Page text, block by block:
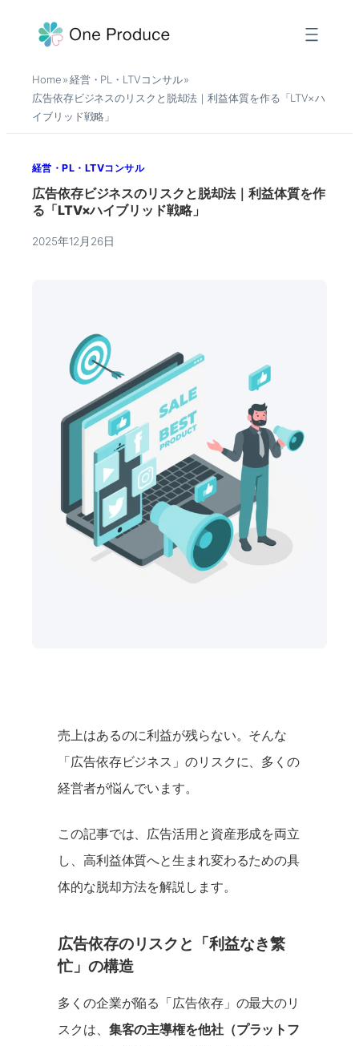
ッ
Home » 経営・PL・LTVコンサル»
広告依存ビジネスのリスクと脱却法｜利益体質を作る「LTV×ハ
イブリッド戦略」
経営・PL・LTVコンサル
広告依存ビジネスのリスクと脱却法｜利益体質を作
る「LTV×ハイブリッド戦略」
2025年12月26日
売上はあるのに利益が残らない。そんな
「広告依存ビジネス」のリスクに、多くの
経営者が悩んでいます。
この記事では、広告活用と資産形成を両立
し、高利益体質へと生まれ変わるための具
体的な脱却方法を解説します。
広告依存のリスクと「利益なき繁
忙」の構造
多くの企業が陥る「広告依存」の最大のリ
スクは、 集客の主導権を他社（プラットフ